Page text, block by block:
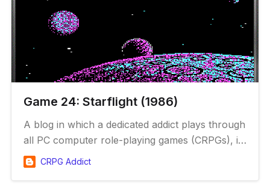
Game 24: Starflight (1986)
A blog in which a dedicated addict plays through
all PC computer role-playing games (CRPGs), in
chronological order.
CRPG Addict